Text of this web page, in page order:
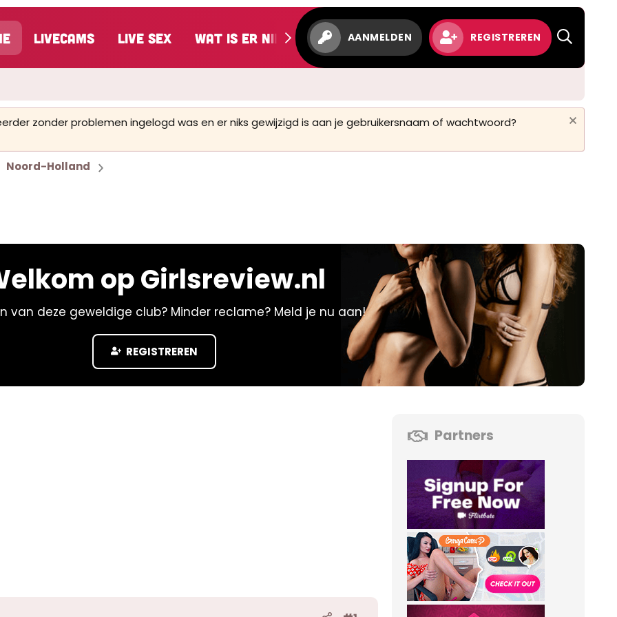
LiveCams Live Sex Wat is er nieuw AANMELDEN REGISTREREN
zonder problemen ingelogd was en er niks gewijzigd is aan je gebruikersnaam of wachtwoord?
Noord-Holland
op Girlsreview.nl
van deze geweldige club? Minder reclame? Meld je nu aan!
REGISTREREN
Partners